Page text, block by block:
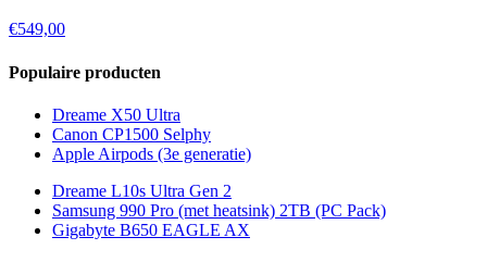
€549,00
Populaire producten
Dreame X50 Ultra
Canon CP1500 Selphy
Apple Airpods (3e generatie)
Dreame L10s Ultra Gen 2
Samsung 990 Pro (met heatsink) 2TB (PC Pack)
Gigabyte B650 EAGLE AX